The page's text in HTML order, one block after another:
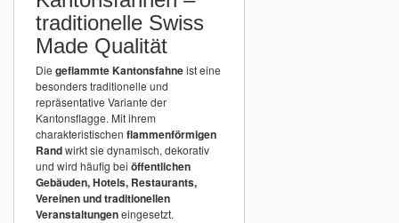
traditionelle Swiss
Made Qualität
Die geflammte Kantonsfahneist eine
besonders traditionelle und
repräsentative Variante der
Kantonsflagge. Mit ihrem
charakteristischen flammenförmigen
Randwirkt sie dynamisch, dekorativ
und wird häufig bei öffentlichen
Gebäuden, Hotels, Restaurants,
Vereinen und traditionellen
Veranstaltungeneingesetzt.